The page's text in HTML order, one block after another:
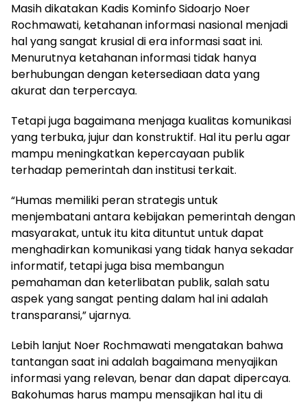
Masih dikatakan Kadis Kominfo Sidoarjo Noer
Rochmawati, ketahanan informasi nasional menjadi
hal yang sangat krusial di era informasi saat ini.
Menurutnya ketahanan informasi tidak hanya
berhubungan dengan ketersediaan data yang
akurat dan terpercaya.
Tetapi juga bagaimana menjaga kualitas komunikasi
yang terbuka, jujur dan konstruktif. Hal itu perlu agar
mampu meningkatkan kepercayaan publik
terhadap pemerintah dan institusi terkait.
“Humas memiliki peran strategis untuk
menjembatani antara kebijakan pemerintah dengan
masyarakat, untuk itu kita dituntut untuk dapat
menghadirkan komunikasi yang tidak hanya sekadar
informatif, tetapi juga bisa membangun
pemahaman dan keterlibatan publik, salah satu
aspek yang sangat penting dalam hal ini adalah
transparansi,” ujarnya.
Lebih lanjut Noer Rochmawati mengatakan bahwa
tantangan saat ini adalah bagaimana menyajikan
informasi yang relevan, benar dan dapat dipercaya.
Bakohumas harus mampu mensajikan hal itu di